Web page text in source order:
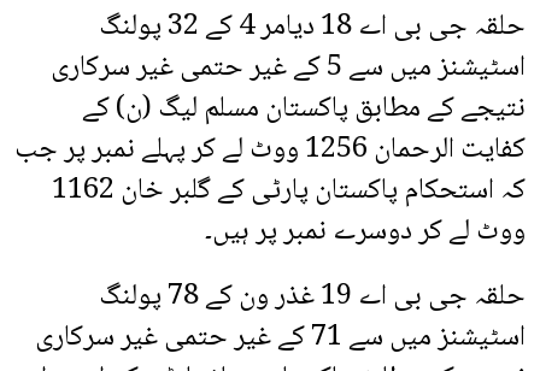
حلقہ جی بی اے 18 دیامر 4 کے 32 پولنگ
اسٹیشنز میں سے 5 کے غیر حتمی غیر سرکاری
نتیجے کے مطابق پاکستان مسلم لیگ (ن) کے
کفایت الرحمان 1256 ووٹ لے کر پہلے نمبر پر جب
کہ استحکام پاکستان پارٹی کے گلبر خان 1162
ووٹ لے کر دوسرے نمبر پر ہیں۔
حلقہ جی بی اے 19 غذر ون کے 78 پولنگ
اسٹیشنز میں سے 71 کے غیر حتمی غیر سرکاری